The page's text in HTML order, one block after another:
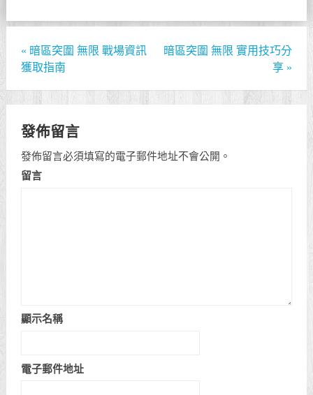
« 暗區突圍 無限 戰場資訊
獲取指南
暗區突圍 無限 實用技巧分
享 »
發佈留言
發佈留言必須填寫的電子郵件地址不會公開。
留言
顯示名稱
電子郵件地址